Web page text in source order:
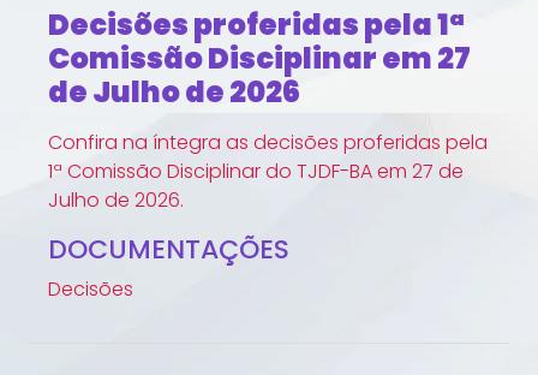
Decisões proferidas pela 1ª
Comissão Disciplinar em 27
de Julho de 2026
Confira na íntegra as decisões proferidas pela
1ª Comissão Disciplinar do TJDF-BA em 27 de
Julho de 2026.
DOCUMENTAÇÕES
Decisões